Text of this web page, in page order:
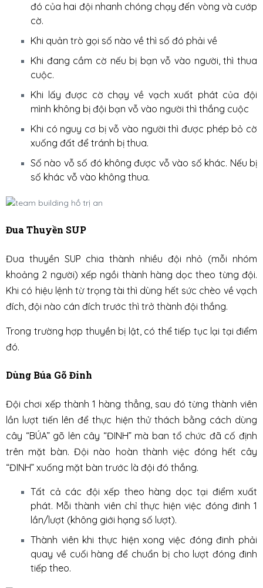
đó của hai đội nhanh chóng chạy đến vòng và cướp
cờ.
Khi quản trò gọi số nào về thì số đó phải về
Khi đang cầm cờ nếu bị bạn vỗ vào người, thì thua
cuộc.
Khi lấy được cờ chạy về vạch xuất phát của đội
mình không bị đội bạn vỗ vào người thì thắng cuộc
Khi có nguy cơ bị vỗ vào người thì được phép bỏ cờ
xuống đất để tránh bị thua.
Số nào vỗ số đó không được vỗ vào số khác. Nếu bị
số khác vỗ vào không thua.
Đua Thuyền SUP
Đua thuyền SUP chia thành nhiều đội nhỏ (mỗi nhóm
khoảng 2 người) xếp ngồi thành hàng dọc theo từng đội.
Khi có hiệu lệnh từ trọng tài thì dùng hết sức chèo về vạch
đích, đội nào cán đích trước thì trở thành đội thắng.
Trong trường hợp thuyền bị lật, có thể tiếp tục lại tại điểm
đó.
Dùng Búa Gõ Đinh
Đội chơi xếp thành 1 hàng thẳng, sau đó từng thành viên
lần lượt tiến lên để thực hiện thử thách bằng cách dùng
cây “BÚA” gõ lên cây “ĐINH” mà ban tổ chức đã cố định
trên mặt bàn. Đội nào hoàn thành việc đóng hết cây
“ĐINH” xuống mặt bàn trước là đội đó thắng.
Tất cả các đội xếp theo hàng dọc tại điểm xuất
phát. Mỗi thành viên chỉ thực hiện việc đóng đinh 1
lần/lượt (không giới hạng số lượt).
Thành viên khi thực hiện xong việc đóng đinh phải
quay về cuối hàng để chuẩn bị cho lượt đóng đinh
tiếp theo.